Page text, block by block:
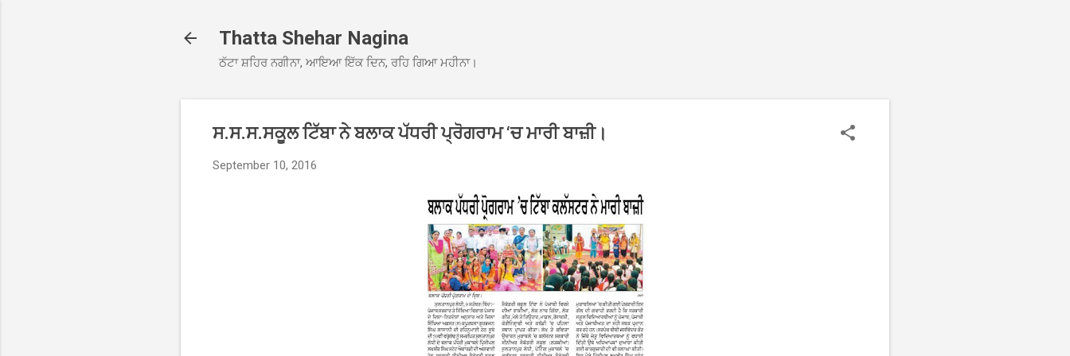
Thatta Shehar Nagina
ਠੱਟਾ ਸ਼ਹਿਰ ਨਗੀਨਾ, ਆਇਆ ਇੱਕ ਦਿਨ, ਰਹਿ ਗਿਆ ਮਹੀਨਾ।
ਸ.ਸ.ਸ.ਸਕੂਲ ਟਿੱਬਾ ਨੇ ਬਲਾਕ ਪੱਧਰੀ ਪ੍ਰੋਗਰਾਮ ‘ਚ ਮਾਰੀ ਬਾਜ਼ੀ।
September 10, 2016